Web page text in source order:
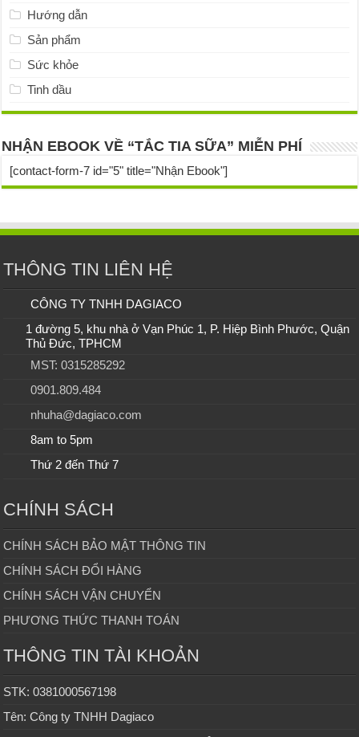
Hướng dẫn
Sản phẩm
Sức khỏe
Tinh dầu
NHẬN EBOOK VỀ “TẮC TIA SỮA” MIỄN PHÍ
[contact-form-7 id="5" title="Nhận Ebook"]
THÔNG TIN LIÊN HỆ
CÔNG TY TNHH DAGIACO
1 đường 5, khu nhà ở Vạn Phúc 1, P. Hiệp Bình Phước, Quận
Thủ Đức, TPHCM
MST: 0315285292
0901.809.484
nhuha@dagiaco.com
8am to 5pm
Thứ 2 đến Thứ 7
CHÍNH SÁCH
CHÍNH SÁCH BẢO MẬT THÔNG TIN
CHÍNH SÁCH ĐỔI HÀNG
CHÍNH SÁCH VẬN CHUYỂN
PHƯƠNG THỨC THANH TOÁN
THÔNG TIN TÀI KHOẢN
STK: 0381000567198
Tên: Công ty TNHH Dagiaco